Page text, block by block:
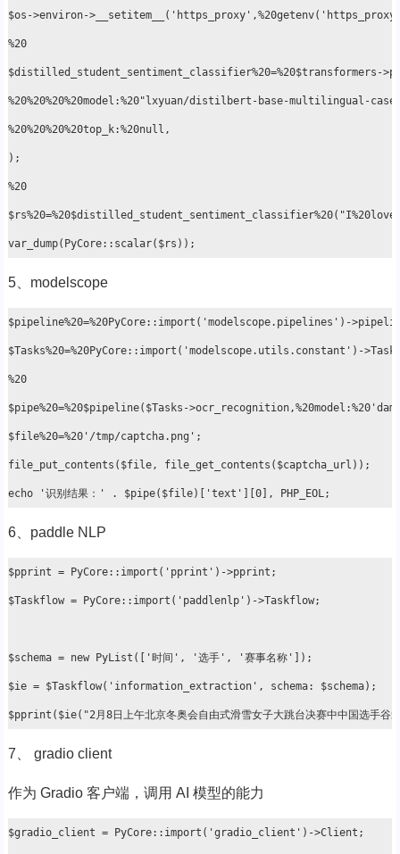
$os->environ-
%20
$distilled_student_sentiment_classifier%20=%20$transformers-
%20%20%20%20model:%20"lxyuan/distilbert-base-multilingual-
%20%20%20%20top_k:%20null,
);
%20
5、modelscope
$pipeline%20=%20PyCore::import('modelscope.pipelines')-
$Tasks%20=%20PyCore::import('modelscope.utils.constant')-
%20
$pipe%20=%20$pipeline($Tasks-
$file%20=%20'/tmp/captcha.png';
file_put_contents($file, file_get_contents($captcha_url));
6、paddle NLP
$pprint = PyCore::import('pprint')->pprint;
$Taskflow = PyCore::import('paddlenlp')->Taskflow;
$schema = new PyList(['时间', '选手', '赛事名称']);
$ie = $Taskflow('information_extraction', schema: $schema);
7、 gradio client
作为 Gradio 客户端，调用 AI 模型的能力
$gradio_client = PyCore::import('gradio_client')->Client;